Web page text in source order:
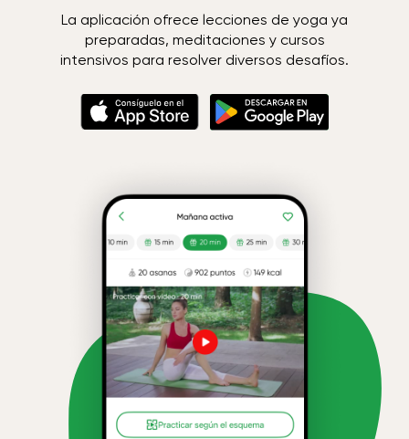
La aplicación ofrece lecciones de yoga ya
preparadas, meditaciones y cursos
intensivos para resolver diversos desafíos.